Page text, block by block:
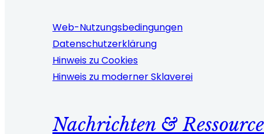
Web-Nutzungsbedingungen
Datenschutzerklärung
Hinweis zu Cookies
Hinweis zu moderner Sklaverei
Nachrichten &